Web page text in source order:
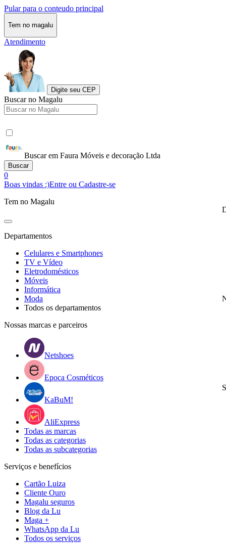
Pular para o conteudo principal
Tem no magalu
Atendimento
Digite seu CEP
Buscar no Magalu
Buscar em Faura Móveis e decoração Ltda
Buscar
0
Boas vindas :)Entre ou Cadastre-se
Tem no Magalu
Departamentos
Celulares e Smartphones
TV e Vídeo
Eletrodomésticos
Móveis
Informática
Moda
Todos os departamentos
Nossas marcas e parceiros
Netshoes
Epoca Cosméticos
KaBuM!
AliExpress
Todas as marcas
Todas as categorias
Todas as subcategorias
Serviços e benefícios
Cartão Luiza
Cliente Ouro
Magalu seguros
Blog da Lu
Maga +
WhatsApp da Lu
Todos os serviços